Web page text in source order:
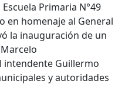
Primaria N°49
en homenaje al General
la inauguración de un
intendente Guillermo
y autoridades